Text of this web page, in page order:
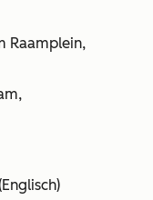
Raamplein,